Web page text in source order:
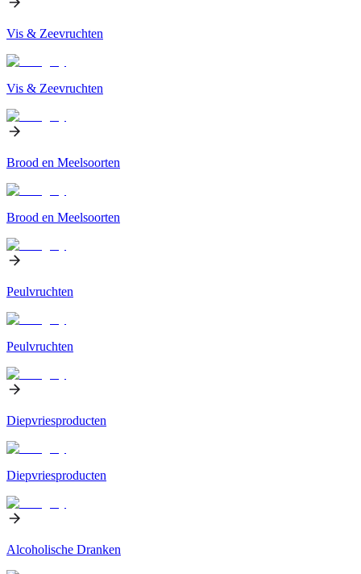
Vis & Zeevruchten
Vis & Zeevruchten
Brood en Meelsoorten
Brood en Meelsoorten
Peulvruchten
Peulvruchten
Diepvriesproducten
Diepvriesproducten
Alcoholische Dranken